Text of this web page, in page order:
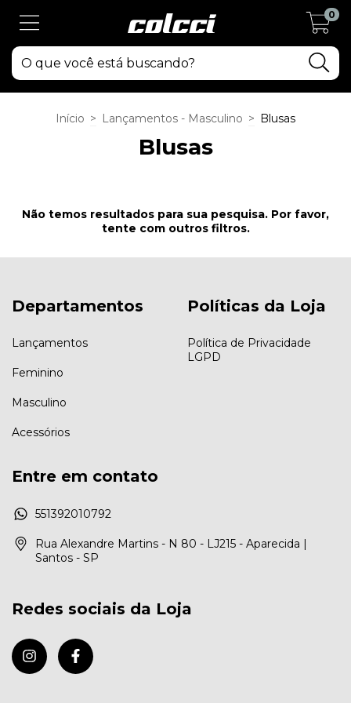
0
Início > Lançamentos - Masculino > Blusas
Blusas
Não temos resultados para sua pesquisa. Por favor,
tente com outros filtros.
Departamentos
Lançamentos
Feminino
Masculino
Acessórios
Políticas da Loja
Política de Privacidade
LGPD
Entre em contato
551392010792
Rua Alexandre Martins - N 80 - LJ215 - Aparecida |
Santos - SP
Redes sociais da Loja